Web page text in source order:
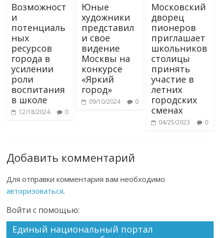
Возможност
и
потенциаль
ных
ресурсов
города в
усилении
роли
воспитания
в школе
12/18/2024 0
Юные
художники
представил
и свое
видение
Москвы на
конкурсе
«Яркий
город»
09/10/2024 0
Московский
дворец
пионеров
приглашает
школьников
столицы
принять
участие в
летних
городских
сменах
04/25/2023 0
Добавить комментарий
Для отправки комментария вам необходимо
авторизоваться.
Войти с помощью:
Единый национальный портал